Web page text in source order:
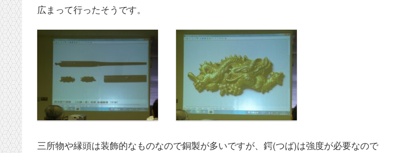
広まって行ったそうです。
三所物や縁頭は装飾的なものなので銅製が多いですが、鍔(つば)は強度が必要なので